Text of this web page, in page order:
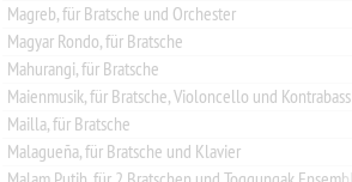
Magreb, für Bratsche und Orchester
Magyar Rondo, für Bratsche
Mahurangi, für Bratsche
Maienmusik, für Bratsche, Violoncello und Kontrabass
Mailla, für Bratsche
Malagueña, für Bratsche und Klavier